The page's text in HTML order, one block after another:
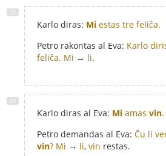
Karlo diras: Mi estas tre feliĉa.
Petro rakontas al Eva: Karlo
feliĉa. Mi → li.
Karlo diras al Eva: Mi amas vin.
Petro demandas al Eva: Ĉu li
vin? Mi → li, vin restas.